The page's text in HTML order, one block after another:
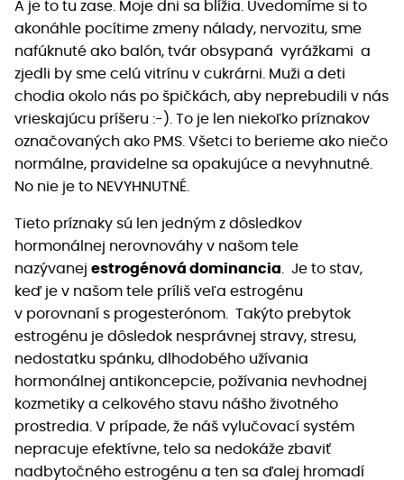
A je to tu zase. Moje dni sa blížia. Uvedomíme si to
akonáhle pocítime zmeny nálady, nervozitu, sme
nafúknuté ako balón, tvár obsypaná vyrážkami a
zjedli by sme celú vitrínu v cukrárni. Muži a deti
chodia okolo nás po špičkách, aby neprebudili v nás
vrieskajúcu príšeru :-). To je len niekoľko príznakov
označovaných ako PMS. Všetci to berieme ako niečo
normálne, pravidelne sa opakujúce a nevyhnutné.
No nie je to NEVYHNUTNÉ.
Tieto príznaky sú len jedným z dôsledkov
hormonálnej nerovnováhy v našom tele
nazývanej estrogénová dominancia . Je to stav,
keď je v našom tele príliš veľa estrogénu
v porovnaní s progesterónom. Takýto prebytok
estrogénu je dôsledok nesprávnej stravy, stresu,
nedostatku spánku, dlhodobého užívania
hormonálnej antikoncepcie, požívania nevhodnej
kozmetiky a celkového stavu nášho životného
prostredia. V prípade, že náš vylučovací systém
nepracuje efektívne, telo sa nedokáže zbaviť
nadbytočného estrogénu a ten sa ďalej hromadí